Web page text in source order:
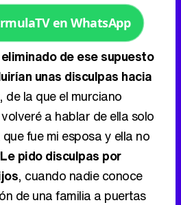
en WhatsApp
de ese supuesto
unas disculpas hacia
, de la que el murciano
a hablar de ella solo
fue mi esposa y ella no
Le pido disculpas por
, cuando nadie conoce
de una familia a puertas